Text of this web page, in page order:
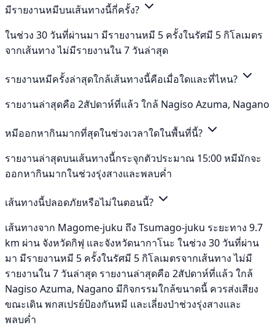
มีรายงานหมีบนเส้นทางนี้กี่ครั้ง?
ในช่วง 30 วันที่ผ่านมา มีรายงานหมี 5 ครั้งในรัศมี 5 กิโลเมตร
จากเส้นทาง ไม่มีรายงานใน 7 วันล่าสุด
รายงานหมีครั้งล่าสุดใกล้เส้นทางนี้คือเมื่อใดและที่ไหน?
รายงานล่าสุดคือ 2สัปดาห์ที่แล้ว ใกล้ Nagiso Azuma, Nagano
หมีออกหากินมากที่สุดในช่วงเวลาใดในพื้นที่นี้?
รายงานล่าสุดบนเส้นทางนี้กระจุกตัวประมาณ 15:00 หมีมักจะ
ออกหากินมากในช่วงรุ่งสางและพลบค่ำ
เส้นทางนี้ปลอดภัยหรือไม่ในตอนนี้?
เส้นทางจาก Magome-juku ถึง Tsumago-juku ระยะทาง 9.7
km ผ่าน จังหวัดกิฟุ และจังหวัดนากาโนะ ในช่วง 30 วันที่ผ่าน
มา มีรายงานหมี 5 ครั้งในรัศมี 5 กิโลเมตรจากเส้นทาง ไม่มี
รายงานใน 7 วันล่าสุด รายงานล่าสุดคือ 2สัปดาห์ที่แล้ว ใกล้
Nagiso Azuma, Nagano มีกิจกรรมใกล้ขนาดนี้ ควรส่งเสียง
ขณะเดิน พกสเปรย์ป้องกันหมี และเลี่ยงป่าช่วงรุ่งสางและ
พลบค่ำ